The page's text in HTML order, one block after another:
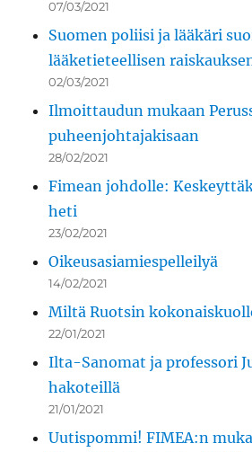
07/03/2021
Suomen poliisi ja lääkäri
lääketieteellisen
02/03/2021
Ilmoittaudun mukaan
puheenjohtajakisaan
28/02/2021
Fimean johdolle:
heti
23/02/2021
Oikeusasiamiespelleilyä
14/02/2021
Miltä Ruotsin
22/01/2021
Ilta-Sanomat ja professori
hakoteillä
21/01/2021
Uutispommi! FIMEA:n